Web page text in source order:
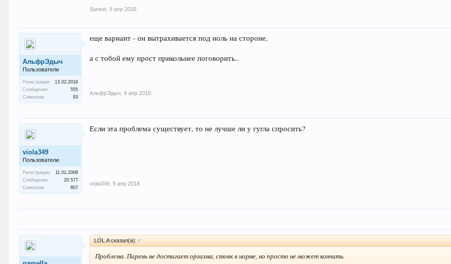
Sunsei 9 апр 2016
АльфрЭдыч
Пользователи
Регистрация:
13.02.2016
Сообщения:
555
Симпатии:
93
еще вариант - он вытрахивается под ноль на стороне,
а с тобой ему прост прикольнее поговорить..
АльфрЭдыч 9 апр 2016
viola349
Пользователи
Регистрация:
11.01.2008
Сообщения:
20.577
Симпатии:
807
Если эта проблема существует, то не лучше ли у гугла спросить?
viola349 9 апр 2016
LOL.A сказал(а): ↑
Проблема. Парень не достигает оргазма, стояк в норме, но просто не может кончить.